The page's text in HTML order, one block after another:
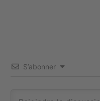
S’abonner